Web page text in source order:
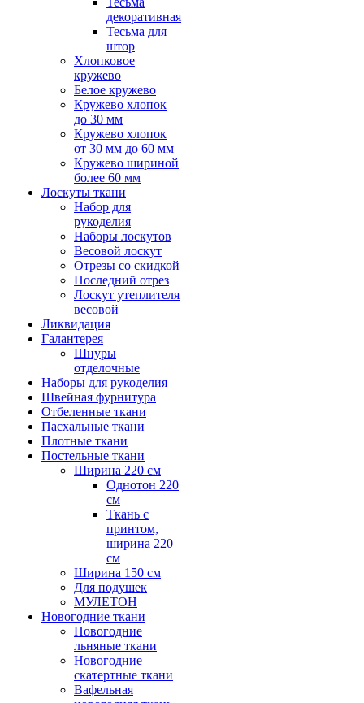
декоративная
Тесьма для
штор
Хлопковое
кружево
Белое кружево
Кружево хлопок
до 30 мм
Кружево хлопок
от 30 мм до 60 мм
Кружево шириной
более 60 мм
Лоскуты ткани
Набор для
рукоделия
Наборы лоскутов
Весовой лоскут
Отрезы со скидкой
Последний отрез
Лоскут утеплителя
весовой
Ликвидация
Галантерея
Шнуры
отделочные
Наборы для рукоделия
Швейная фурнитура
Отбеленные ткани
Пасхальные ткани
Плотные ткани
Постельные ткани
Ширина 220 см
Однотон 220
см
Ткань с
принтом,
ширина 220
см
Ширина 150 см
Для подушек
МУЛЕТОН
Новогодние ткани
Новогодние
льняные ткани
Новогодние
скатертные ткани
Вафельная